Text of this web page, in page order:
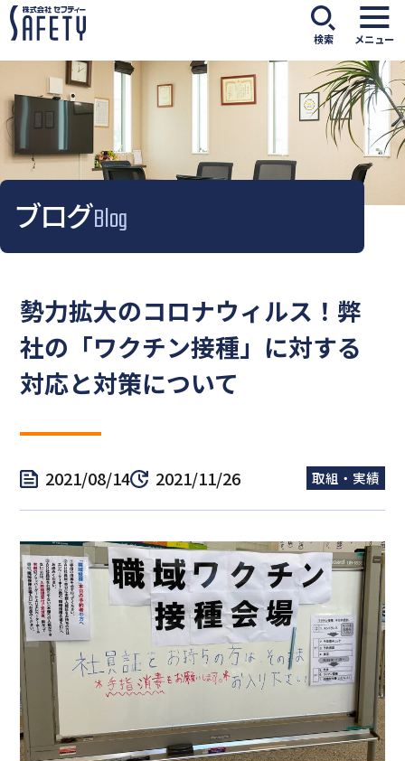
検索 メニュー
ブログBlog
勢力拡大のコロナウィルス！弊
社の「ワクチン接種」に対する
対応と対策について
2021/08/14 2021/11/26 取組・実績